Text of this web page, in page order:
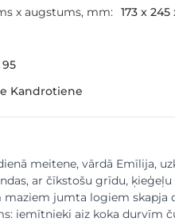
x augstums, mm:
173 x 245
95
Kandrotiene
meitene, vārdā Emīlija,
ar čīkstošu grīdu,
maziem jumta logiem skapja
iemītnieki aiz koka durvīm